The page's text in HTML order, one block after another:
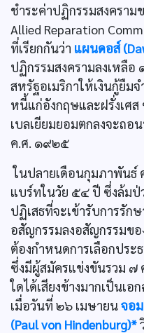
ชำระค่าปฏิกรรมสงครา
Allied Reparation
ที่เรียกกันว่า แผนดอส์
ปฏิกรรมสงครามลงเหลื
สหรัฐอเมริกาให้เงินกู้ยืม
หนี้แก่อังกฤษและฝรั่งเศส
เบลเยียมยอมตกลงจะถ
ค.ศ. ๑๙๒๕
ในปลายเดือนกุมภาพันธ์
แบร์ทในวัย ๕๔ ปี ซึ่งล้มป่
ปฏิเสธที่จะเข้ารับการรัก
อสัญกรรมลงอสัญกรรมข
ต้องกำหนดการเลือกปร
ซึ่งมีผู้สมัครแข่งขันรวม ๗
ใดได้เสียงข้างมากเป็นเ
เมื่อวันที่ ๒๖ เมษายนจอ
(Paul von Hindenburg)*